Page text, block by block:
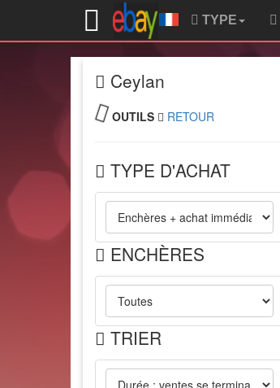
TYPE
Ceylan
OUTILS RETOUR
TYPE D'ACHAT
ENCHÈRES
TRIER